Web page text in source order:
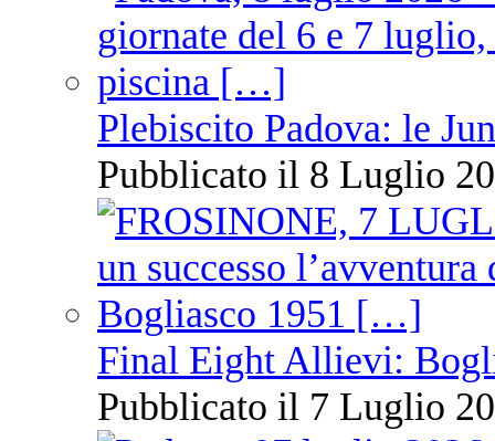
Plebiscito Padova: le
Pubblicato il 8 Luglio
Final Eight Allievi:
Pubblicato il 7 Luglio